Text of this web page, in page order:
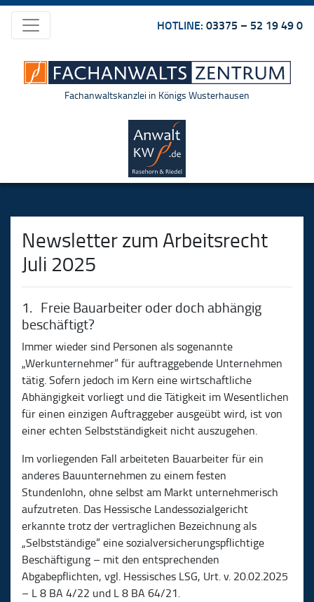
HOTLINE: 03375 – 52 19 49 0
Fachanwaltskanzlei in Königs Wusterhausen
Newsletter zum Arbeitsrecht
Juli 2025
1. Freie Bauarbeiter oder doch abhängig
beschäftigt?
Immer wieder sind Personen als sogenannte
„Werkunternehmer“ für auftraggebende Unternehmen
tätig. Sofern jedoch im Kern eine wirtschaftliche
Abhängigkeit vorliegt und die Tätigkeit im Wesentlichen
für einen einzigen Auftraggeber ausgeübt wird, ist von
einer echten Selbstständigkeit nicht auszugehen.
Im vorliegenden Fall arbeiteten Bauarbeiter für ein
anderes Bauunternehmen zu einem festen
Stundenlohn, ohne selbst am Markt unternehmerisch
aufzutreten. Das Hessische Landessozialgericht
erkannte trotz der vertraglichen Bezeichnung als
„Selbstständige“ eine sozialversicherungspflichtige
Beschäftigung – mit den entsprechenden
Abgabepflichten, vgl. Hessisches LSG, Urt. v. 20.02.2025
– L 8 BA 4/22 und L 8 BA 64/21.